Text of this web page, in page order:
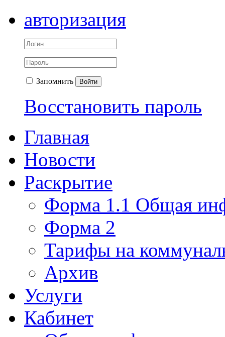
авторизация
Запомнить Войти
Восстановить пароль
Главная
Новости
Раскрытие
Форма 1.1 Общая
Форма 2
Тарифы на
Архив
Услуги
Кабинет